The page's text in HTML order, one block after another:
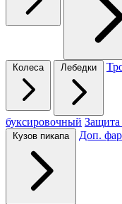
Колеса Лебедки
буксировочный Защита
Кузов пикапа Доп.